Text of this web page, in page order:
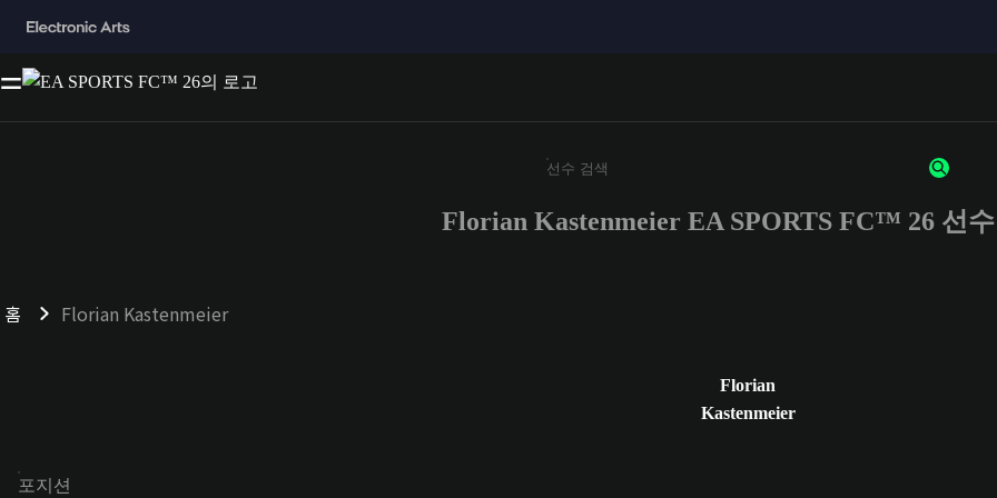
최소 3자 이상의 문자 또는 숫자를 입력하세요
Florian Kastenmeier EA SPORTS FC™ 26 선
홈 Florian Kastenmeier
Florian
Kastenmeier
포지션